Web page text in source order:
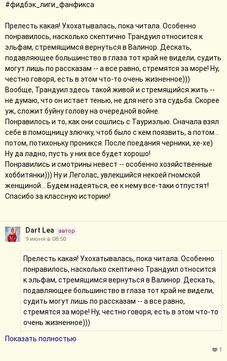
#фидбэк_лиги_фанфикса
Прелесть какая! Ухохатывалась, пока читала. Особенно
понравилось, насколько скептично Трандуил относится к
эльфам, стремящимся вернуться в Валинор. Дескать,
подавляющее большинство в глаза тот край не видели, судить
могут лишь по рассказам -- а все равно, стремятся за море! Ну,
честно говоря, есть в этом что-то очень жизненное)))
Вообще, Трандуил здесь такой живой и стремящийся жить --
не думаю, что он истает тенью, не для него эта судьба. Скорее
уж, сложит буйну голову на очередной войне.
Понравилось и то, как они сошлись с Тауриэлью. Сначала взял
себе в помощницу злючку, чтоб было с кем поязвить, а потом...
потом, потихоньку проникся. После поедания черники, хе-хе)
Ну да ладно, пусть у них все будет хорошо!
Понравились и смотрины невест -- особенно хозяйственные
хоббитянки))) Ну и Леголас, увлекшийся некоей гномской
женщиной... Будем надеяться, ее к нему все-таки отпустят!
Спасибо за классную историю!
Dart Lea
автор
9 июня в 08:50
Прелесть какая! Ухохатывалась, пока читала. Особенно
понравилось, насколько скептично Трандуил относится
к эльфам, стремящимся вернуться в Валинор. Дескать,
подавляющее большинство в глаза тот край не видели,
судить могут лишь по рассказам -- а все равно,
стремятся за море! Ну, честно говоря, есть в этом что-то
очень жизненное)))
В тяге к Западу и тому, что хорошо там, где нас нет?))
Показать полностью
1